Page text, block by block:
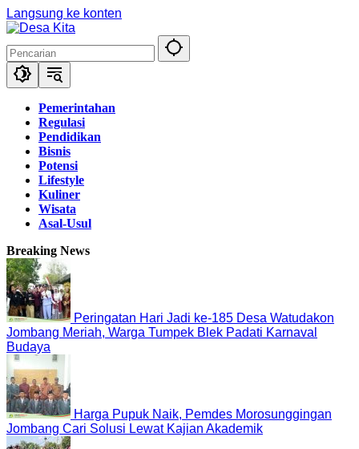
Langsung ke konten
Pemerintahan
Regulasi
Pendidikan
Bisnis
Potensi
Lifestyle
Kuliner
Wisata
Asal-Usul
Breaking News
Peringatan Hari Jadi ke-185 Desa Watudakon
Jombang Meriah, Warga Tumpek Blek Padati Karnaval
Budaya
Harga Pupuk Naik, Pemdes Morosunggingan
Jombang Cari Solusi Lewat Kajian Akademik